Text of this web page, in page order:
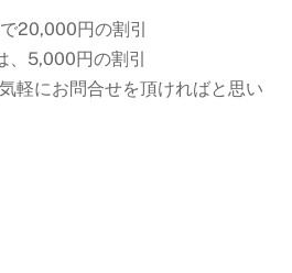
20,000円の割引
、5,000円の割引
軽にお問合せを頂ければと思い